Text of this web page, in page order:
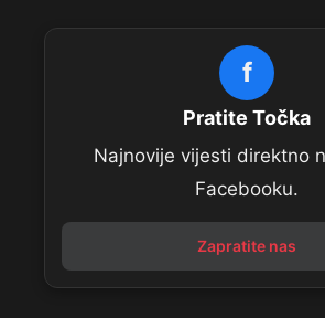
f
Pratite Točka
Najnovije vijesti direktno
Facebooku.
Zapratite nas